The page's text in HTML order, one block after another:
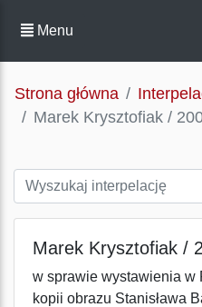
Menu
Strona główna
Marek Krysztofiak /
Marek Krysztofiak /
w sprawie wystawienia w
kopii obrazu Stanisława